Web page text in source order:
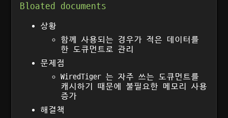
Bloated documents
상황
함께 사용되는 경우가 적은 데이터를
한 도큐먼트로 관리
문제점
WiredTiger 는 자주 쓰는 도큐먼트를
캐시하기 때문에 불필요한 메모리 사용
증가
해결책